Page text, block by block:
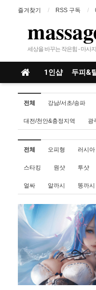
즐겨찾기 RSS 구독
세상을 바꾸는 작은힘 - 마사
1인샵 두피&
전체 강남/서초/송파
대전/천안&충정지역 광
전체 오피형 러시아
스타킹 원샷 투샷
얼싸 알까시 똥까시